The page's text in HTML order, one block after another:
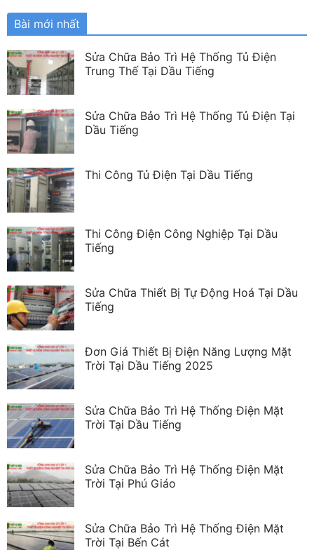
Bài mới nhất
Sửa Chữa Bảo Trì Hệ Thống Tủ Điện
Trung Thế Tại Dầu Tiếng
Sửa Chữa Bảo Trì Hệ Thống Tủ Điện Tại
Dầu Tiếng
Thi Công Tủ Điện Tại Dầu Tiếng
Thi Công Điện Công Nghiệp Tại Dầu
Tiếng
Sửa Chữa Thiết Bị Tự Động Hoá Tại Dầu
Tiếng
Đơn Giá Thiết Bị Điện Năng Lượng Mặt
Trời Tại Dầu Tiếng 2025
Sửa Chữa Bảo Trì Hệ Thống Điện Mặt
Trời Tại Dầu Tiếng
Sửa Chữa Bảo Trì Hệ Thống Điện Mặt
Trời Tại Phú Giáo
Sửa Chữa Bảo Trì Hệ Thống Điện Mặt
Trời Tại Bến Cát